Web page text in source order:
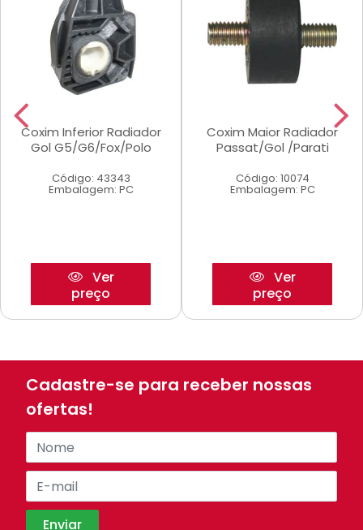
Coxim Inferior Radiador
Gol G5/G6/Fox/Polo
Código: 43343
Embalagem: PC
Ver
preço
Coxim Maior Radiador
Passat/Gol /Parati
Código: 10074
Embalagem: PC
Ver
preço
Cadastre-se para receber nossas
ofertas!